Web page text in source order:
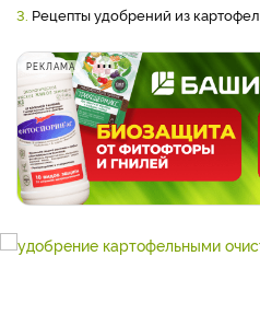
3. Рецепты удобрений из
РЕКЛАМА